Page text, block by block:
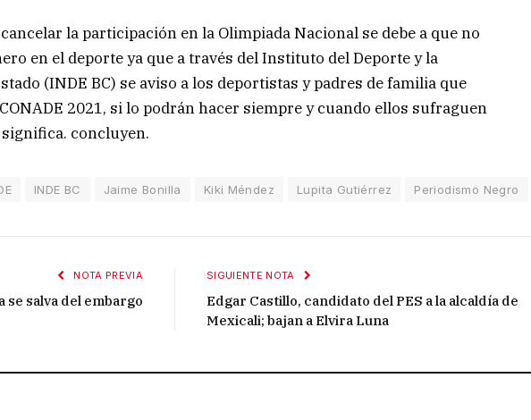
la participación en la Olimpiada Nacional se debe a que no
en el deporte ya que a través del Instituto del Deporte y la
(INDE BC) se aviso a los deportistas y padres de familia que
2021, si lo podrán hacer siempre y cuando ellos sufraguen
concluyen.
INDE BC Jaime Bonilla Kiki Méndez Lupita Gutiérrez Periodismo Negro
NOTA PREVIA
salva del embargo
SIGUIENTE NOTA
Edgar Castillo, candidato del PES a la alcaldía de
Mexicali; bajan a Elvira Luna